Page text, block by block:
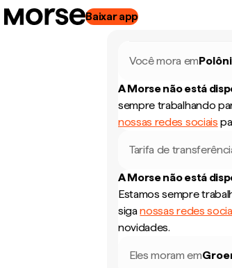
Baixar app
Você mora em
A Morse não está
sempre trabalhando
nossas redes sociais
Tarifa de
A Morse não está
Estamos sempre
siganossas redes
novidades.
Eles moram em